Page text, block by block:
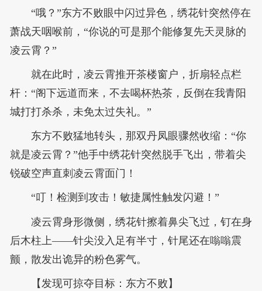
“哦？”东方不败眼中闪过异色，绣花针突然停在
萧战天咽喉前，“你说的可是那个能修复先天灵脉的
凌云霄？”
就在此时，凌云霄推开茶楼窗户，折扇轻点栏
杆：“阁下远道而来，不去喝杯热茶，反倒在我青阳
城打打杀杀，未免太过失礼。”
东方不败猛地转头，那双丹凤眼骤然收缩：“你
就是凌云霄？”他手中绣花针突然脱手飞出，带着尖
锐破空声直刺凌云霄面门！
“叮！检测到攻击！敏捷属性触发闪避！”
凌云霄身形微侧，绣花针擦着鼻尖飞过，钉在身
后木柱上——针尖没入足有半寸，针尾还在嗡嗡震
颤，散发出诡异的粉色雾气。
【发现可掠夺目标：东方不败】